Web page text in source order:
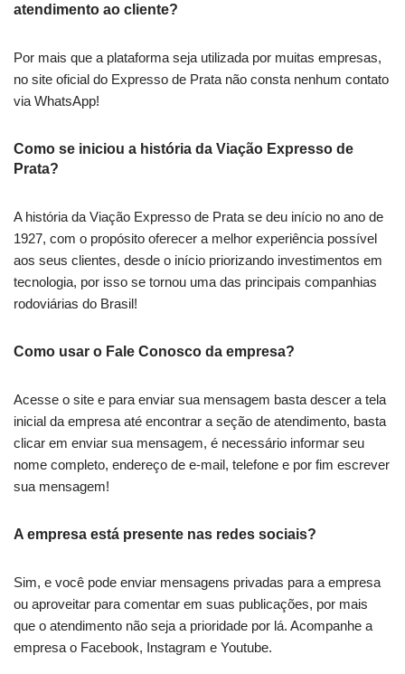
atendimento ao cliente?
Por mais que a plataforma seja utilizada por muitas empresas,
no site oficial do Expresso de Prata não consta nenhum contato
via WhatsApp!
Como se iniciou a história da Viação Expresso de
Prata?
A história da Viação Expresso de Prata se deu início no ano de
1927, com o propósito oferecer a melhor experiência possível
aos seus clientes, desde o início priorizando investimentos em
tecnologia, por isso se tornou uma das principais companhias
rodoviárias do Brasil!
Como usar o Fale Conosco da empresa?
Acesse o site e para enviar sua mensagem basta descer a tela
inicial da empresa até encontrar a seção de atendimento, basta
clicar em enviar sua mensagem, é necessário informar seu
nome completo, endereço de e-mail, telefone e por fim escrever
sua mensagem!
A empresa está presente nas redes sociais?
Sim, e você pode enviar mensagens privadas para a empresa
ou aproveitar para comentar em suas publicações, por mais
que o atendimento não seja a prioridade por lá. Acompanhe a
empresa o Facebook, Instagram e Youtube.